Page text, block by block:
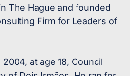
The Hague and founded
Firm for Leaders of
at age 18, Council